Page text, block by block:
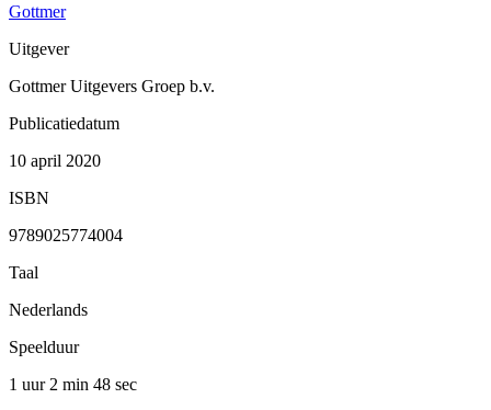
Gottmer
Uitgever
Gottmer Uitgevers Groep b.v.
Publicatiedatum
10 april 2020
ISBN
9789025774004
Taal
Nederlands
Speelduur
1 uur 2 min 48 sec